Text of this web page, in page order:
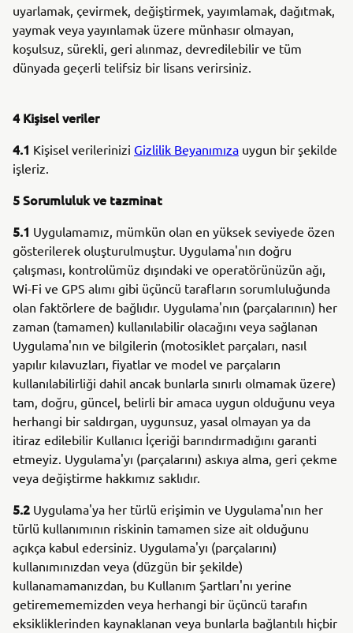
uyarlamak, çevirmek, değiştirmek, yayımlamak, dağıtmak,
yaymak veya yayınlamak üzere münhasır olmayan,
koşulsuz, sürekli, geri alınmaz, devredilebilir ve tüm
dünyada geçerli telifsiz bir lisans verirsiniz.
4 Kişisel veriler
4.1 Kişisel verilerinizi Gizlilik Beyanımıza uygun bir şekilde
işleriz.
5 Sorumluluk ve tazminat
5.1 Uygulamamız, mümkün olan en yüksek seviyede özen
gösterilerek oluşturulmuştur. Uygulama'nın doğru
çalışması, kontrolümüz dışındaki ve operatörünüzün ağı,
Wi-Fi ve GPS alımı gibi üçüncü tarafların sorumluluğunda
olan faktörlere de bağlıdır. Uygulama'nın (parçalarının) her
zaman (tamamen) kullanılabilir olacağını veya sağlanan
Uygulama'nın ve bilgilerin (motosiklet parçaları, nasıl
yapılır kılavuzları, fiyatlar ve model ve parçaların
kullanılabilirliği dahil ancak bunlarla sınırlı olmamak üzere)
tam, doğru, güncel, belirli bir amaca uygun olduğunu veya
herhangi bir saldırgan, uygunsuz, yasal olmayan ya da
itiraz edilebilir Kullanıcı İçeriği barındırmadığını garanti
etmeyiz. Uygulama'yı (parçalarını) askıya alma, geri çekme
veya değiştirme hakkımız saklıdır.
5.2 Uygulama'ya her türlü erişimin ve Uygulama'nın her
türlü kullanımının riskinin tamamen size ait olduğunu
açıkça kabul edersiniz. Uygulama'yı (parçalarını)
kullanımınızdan veya (düzgün bir şekilde)
kullanamamanızdan, bu Kullanım Şartları'nı yerine
getiremememizden veya herhangi bir üçüncü tarafın
eksikliklerinden kaynaklanan veya bunlarla bağlantılı hiçbir